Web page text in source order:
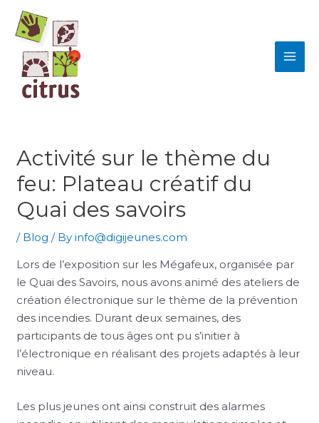
content
Activité sur le thème du
feu: Plateau créatif du
Quai des savoirs
/ Blog / Byinfo@digijeunes.com
Lors de l’exposition sur les Mégafeux, organisée par
le Quai des Savoirs, nous avons animé des ateliers de
création électronique sur le thème de la prévention
des incendies. Durant deux semaines, des
participants de tous âges ont pu s’initier à
l’électronique en réalisant des projets adaptés à leur
niveau.
Les plus jeunes ont ainsi construit des alarmes